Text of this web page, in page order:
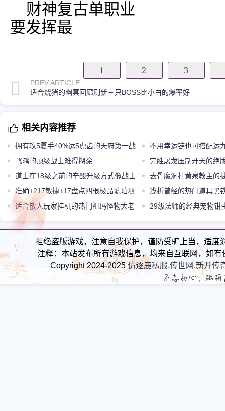
财神复古单职业
要发挥最
1 2 3
PREV ARTICLE
适合烧猪的幽冥回廊刷新三只BOSS比小白的爆率好
相关内容推荐
拥有攻5夏手40%运5虎齿的天府第一战
晏狂徒
不用幸运链也可搭配运
运9魔11
飞鸿的顶级战士难得糊涂
完胜屠龙压制开天的绝
之刃
道士在18级之前的辛酸升级方式像战士
一样去战斗
去骨魔洞打黄泉教主的
准确+217敏捷+17盘点四根极品琥珀项
链
浅析曾经的热门道具黑
适合散人玩家挂机的热门祖玛怪物大老
鼠
29级法师的经典宠物钳
拒绝盗版游戏，注意自我保护，谨防受骗上当，适
注释：本站发布所有游戏信息，均来自互联网，如
Copyright 2024-2025仿逐鹿私服,传世网,新开传